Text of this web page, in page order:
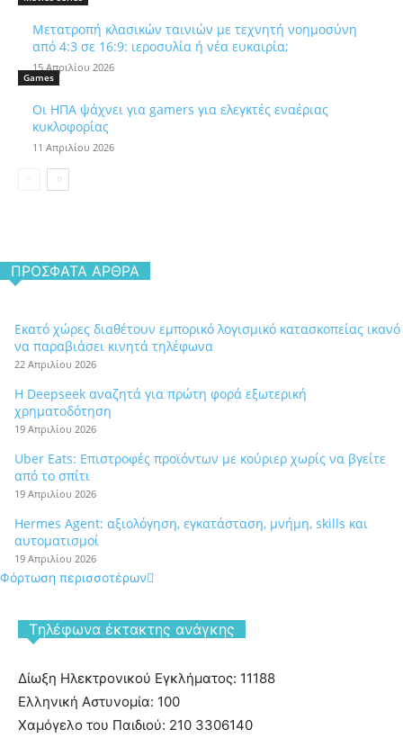
Μετατροπή κλασικών ταινιών με τεχνητή νοημοσύνη
από 4:3 σε 16:9: ιεροσυλία ή νέα ευκαιρία;
15 Απριλίου 2026
Games
Οι ΗΠΑ ψάχνει για gamers για ελεγκτές εναέριας
κυκλοφορίας
11 Απριλίου 2026
ΠΡΌΣΦΑΤΑ ΆΡΘΡΑ
Εκατό χώρες διαθέτουν εμπορικό λογισμικό κατασκοπείας ικανό
να παραβιάσει κινητά τηλέφωνα
22 Απριλίου 2026
Η Deepseek αναζητά για πρώτη φορά εξωτερική
χρηματοδότηση
19 Απριλίου 2026
Uber Eats: Επιστροφές προϊόντων με κούριερ χωρίς να βγείτε
από το σπίτι
19 Απριλίου 2026
Hermes Agent: αξιολόγηση, εγκατάσταση, μνήμη, skills και
αυτοματισμοί
19 Απριλίου 2026
Φόρτωση περισσοτέρων
Tηλέφωνα έκτακτης ανάγκης
Δίωξη Ηλεκτρονικού Εγκλήματος: 11188
Ελληνική Αστυνομία: 100
Χαμόγελο του Παιδιού: 210 3306140